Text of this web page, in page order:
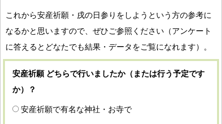
これから安産祈願・戌の日参りをしようという方の参考に
なるかと思いますので、ぜひご参照ください（アンケート
に答えるとどなたでも結果・データをご覧になれます）。
安産祈願 どちらで行いましたか（または行う予定です
か）？
安産祈願で有名な神社・お寺で